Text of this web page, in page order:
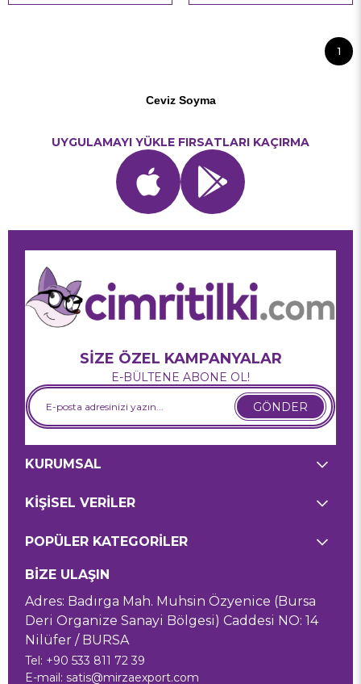
1
Ceviz Soyma
UYGULAMAYI YÜKLE FIRSATLARI KAÇIRMA
SİZE ÖZEL KAMPANYALAR
E-BÜLTENE ABONE OL!
GÖNDER
KURUMSAL
KİŞİSEL VERİLER
POPÜLER KATEGORİLER
BİZE ULAŞIN
Adres: Badırga Mah. Muhsin Özyenice (Bursa
Deri Organize Sanayi Bölgesi) Caddesi NO: 14
Nilüfer / BURSA
Tel: +90 533 811 72 39
E-mail: satis@mirzaexport.com